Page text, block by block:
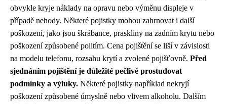
obvykle kryje náklady na opravu nebo výměnu displeje v
případě nehody. Některé pojistky mohou zahrnovat i další
poškození, jako jsou škrábance, praskliny na zadním krytu nebo
poškození způsobené politím. Cena pojištění se liší v závislosti
na modelu telefonu, rozsahu krytí a zvolené pojišťovně. Před
sjednáním pojištění je důležité pečlivě prostudovat
podmínky a výluky. Některé pojistky například nekryjí
poškození způsobené úmyslně nebo vlivem alkoholu. Dalším